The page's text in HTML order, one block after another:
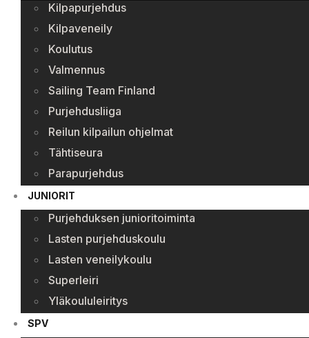
Kilpapurjehdus
Kilpaveneily
Koulutus
Valmennus
Sailing Team Finland
Purjehdusliiga
Reilun kilpailun ohjelmat
Tähtiseura
Parapurjehdus
JUNIORIT
Purjehduksen junioritoiminta
Lasten purjehduskoulu
Lasten veneilykoulu
Superleiri
Yläkoululeiritys
SPV